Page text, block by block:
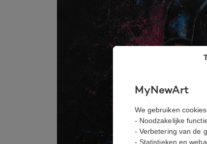
MyNewArt
We gebruiken
- Noodzakelijke
- Verbetering van de
- Statistieken en